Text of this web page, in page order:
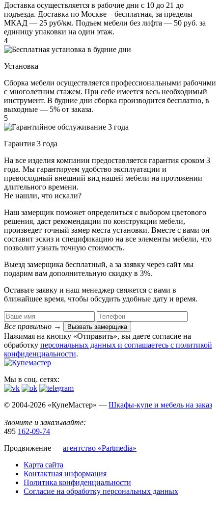
Доставка осуществляется в рабочие дни с 10 до 21 до
подъезда. Доставка по Москве – бесплатная, за пределы
МКАД — 25 руб/км. Подъем мебели без лифта — 50 руб. за
единицу упаковки на один этаж.
4
Установка
Сборка мебели осуществляется профессиональными рабочими
с многолетним стажем. При себе имеется весь необходимый
инструмент. В будние дни сборка производится бесплатно, в
выходные — 5% от заказа.
5
Гарантия 3 года
На все изделия компании предоставляется гарантия сроком 3
года. Мы гарантируем удобство эксплуатации и
превосходный внешний вид нашей мебели на протяжении
длительного времени.
Не нашли, что искали?
Наш замерщик поможет определиться с выбором цветового
решения, даст рекомендации по конструкции мебели,
произведет точный замер места установки. Вместе с вами он
составит эскиз и спецификацию на все элементы мебели, что
позволит узнать точную стоимость.
Выезд замерщика бесплатный, а за заявку через сайт мы
подарим вам дополнительную скидку в 3%.
Оставьте заявку и наш менеджер свяжется с вами в
ближайшее время, чтобы обсудить удобные дату и время.
Все правильно → Вызвать замерщика
Нажимая на кнопку «Отправить», вы даете согласие на
обработку персональных данных​ и соглашаетесь c политикой
конфиденциальности.
Мы в соц. сетях:
© 2004-2026 «КупеМастер» — Шкафы-купе и мебель на заказ
Звоните и заказывайте:
495 162-09-74
Продвижение — агентство «Partmedia»
Карта сайта
Контактная информация
Политика конфиденциальности
Согласие на обработку персональных данных